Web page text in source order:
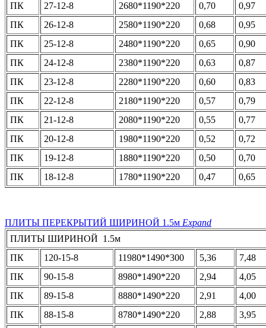
ПК
27-12-8 2680*1190*220 0,70
0,97
ПК
26-12-8 2580*1190*220 0,68
0,95
ПК
25-12-8 2480*1190*220 0,65
0,90
ПК
24-12-8 2380*1190*220 0,63
0,87
ПК
23-12-8 2280*1190*220 0,60
0,83
ПК
22-12-8 2180*1190*220 0,57
0,79
ПК
21-12-8 2080*1190*220 0,55
0,77
ПК
20-12-8 1980*1190*220 0,52
0,72
ПК
19-12-8 1880*1190*220 0,50
0,70
ПК
18-12-8 1780*1190*220 0,47 0,65
ПЛИТЫ ПЕРЕКРЫТИЙ ШИРИНОЙ 1.5м Expand
ПЛИТЫ ШИРИНОЙ 1.5м
ПК
120-15-8 11980*1490*300 5,36
7,48
ПК
90-15-8 8980*1490*220 2,94
4,05
ПК
89-15-8 8880*1490*220 2,91
4,00
ПК
88-15-8 8780*1490*220 2,88
3,95